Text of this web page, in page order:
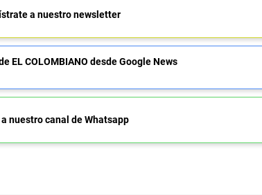
a nuestro newsletter
EL COLOMBIANO desde Google News
nuestro canal de Whatsapp